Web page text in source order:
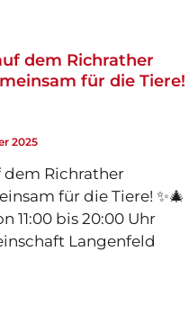
dem Richrather
für die Tiere!
2025
dem Richrather
für die Tiere! ✨🎄
11:00 bis 20:00 Uhr
Langenfeld